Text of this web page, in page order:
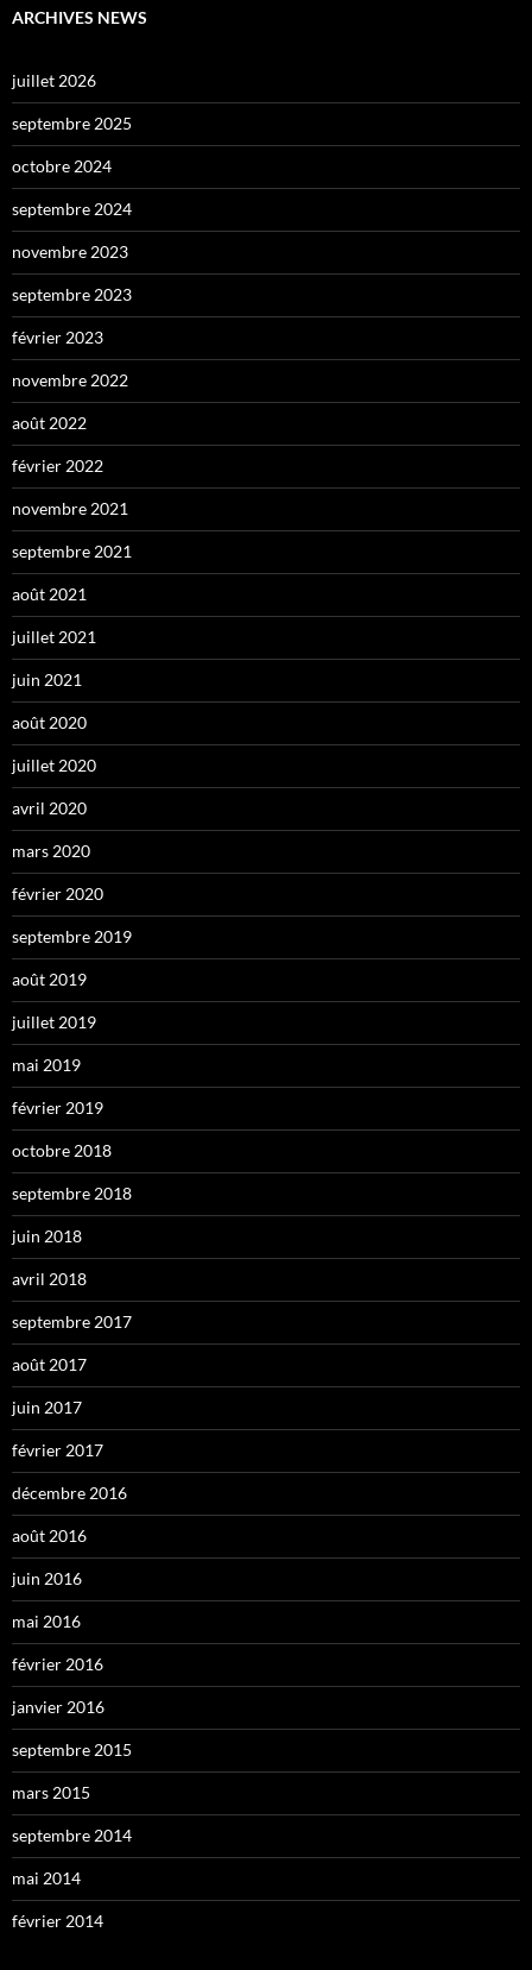
ARCHIVES NEWS
juillet 2026
septembre 2025
octobre 2024
septembre 2024
novembre 2023
septembre 2023
février 2023
novembre 2022
août 2022
février 2022
novembre 2021
septembre 2021
août 2021
juillet 2021
juin 2021
août 2020
juillet 2020
avril 2020
mars 2020
février 2020
septembre 2019
août 2019
juillet 2019
mai 2019
février 2019
octobre 2018
septembre 2018
juin 2018
avril 2018
septembre 2017
août 2017
juin 2017
février 2017
décembre 2016
août 2016
juin 2016
mai 2016
février 2016
janvier 2016
septembre 2015
mars 2015
septembre 2014
mai 2014
février 2014